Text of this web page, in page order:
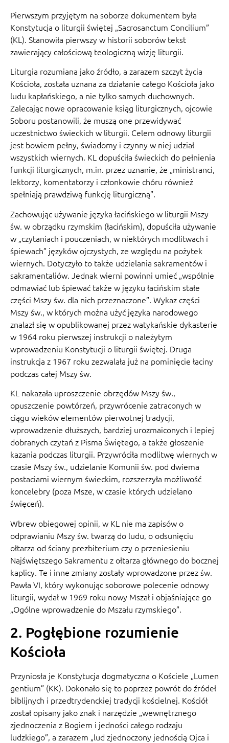
Pierwszym przyjętym na soborze dokumentem była
Konstytucja o liturgii świętej „Sacrosanctum Concilium”
(KL). Stanowiła pierwszy w historii soborów tekst
zawierający całościową teologiczną wizję liturgii.
Liturgia rozumiana jako źródło, a zarazem szczyt życia
Kościoła, została uznana za działanie całego Kościoła jako
ludu kapłańskiego, a nie tylko samych duchownych.
Zalecając nowe opracowanie ksiąg liturgicznych, ojcowie
Soboru postanowili, że muszą one przewidywać
uczestnictwo świeckich w liturgii. Celem odnowy liturgii
jest bowiem pełny, świadomy i czynny w niej udział
wszystkich wiernych. KL dopuściła świeckich do pełnienia
funkcji liturgicznych, m.in. przez uznanie, że „ministranci,
lektorzy, komentatorzy i członkowie chóru również
spełniają prawdziwą funkcję liturgiczną”.
Zachowując używanie języka łacińskiego w liturgii Mszy
św. w obrządku rzymskim (łacińskim), dopuściła używanie
w „czytaniach i pouczeniach, w niektórych modlitwach i
śpiewach” języków ojczystych, ze względu na pożytek
wiernych. Dotyczyło to także udzielania sakramentów i
sakramentaliów. Jednak wierni powinni umieć „wspólnie
odmawiać lub śpiewać także w języku łacińskim stałe
części Mszy św. dla nich przeznaczone”. Wykaz części
Mszy św., w których można użyć języka narodowego
znalazł się w opublikowanej przez watykańskie dykasterie
w 1964 roku pierwszej instrukcji o należytym
wprowadzeniu Konstytucji o liturgii świętej. Druga
instrukcja z 1967 roku zezwalała już na pominięcie łaciny
podczas całej Mszy św.
KL nakazała uproszczenie obrzędów Mszy św.,
opuszczenie powtórzeń, przywrócenie zatraconych w
ciągu wieków elementów pierwotnej tradycji,
wprowadzenie dłuższych, bardziej urozmaiconych i lepiej
dobranych czytań z Pisma Świętego, a także głoszenie
kazania podczas liturgii. Przywróciła modlitwę wiernych w
czasie Mszy św., udzielanie Komunii św. pod dwiema
postaciami wiernym świeckim, rozszerzyła możliwość
koncelebry (poza Msze, w czasie których udzielano
święceń).
Wbrew obiegowej opinii, w KL nie ma zapisów o
odprawianiu Mszy św. twarzą do ludu, o odsunięciu
ołtarza od ściany prezbiterium czy o przeniesieniu
Najświętszego Sakramentu z ołtarza głównego do bocznej
kaplicy. Te i inne zmiany zostały wprowadzone przez św.
Pawła VI, który wykonując soborowe polecenie odnowy
liturgii, wydał w 1969 roku nowy Mszał i objaśniające go
„Ogólne wprowadzenie do Mszału rzymskiego”.
2. Pogłębione rozumienie
Kościoła
Przyniosła je Konstytucja dogmatyczna o Kościele „Lumen
gentium” (KK). Dokonało się to poprzez powrót do źródeł
biblijnych i przedtrydenckiej tradycji kościelnej. Kościół
został opisany jako znak i narzędzie „wewnętrznego
zjednoczenia z Bogiem i jedności całego rodzaju
ludzkiego”, a zarazem „lud zjednoczony jednością Ojca i